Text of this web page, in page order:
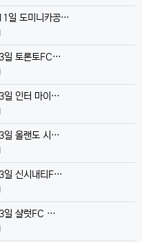
일 도미니카공…
일 토론토FC…
일 인터 마이…
일 올랜도 시…
일 신시내티F…
일 샬럿FC …